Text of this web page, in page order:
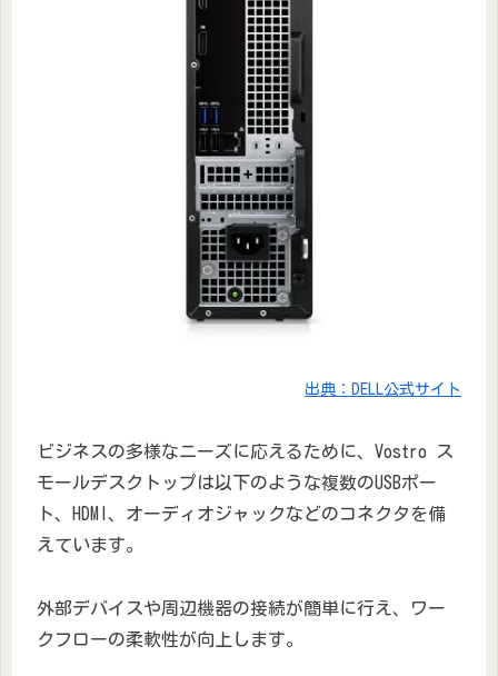
出典：DELL公式サイト
ビジネスの多様なニーズに応えるために、Vostro ス
モールデスクトップは以下のような複数のUSBポー
ト、HDMI、オーディオジャックなどのコネクタを備
えています。
外部デバイスや周辺機器の接続が簡単に行え、ワー
クフローの柔軟性が向上します。